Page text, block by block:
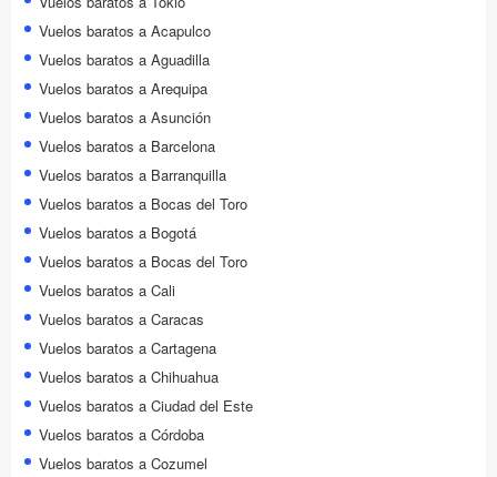
Vuelos baratos a Acapulco
Vuelos baratos a Aguadilla
Vuelos baratos a Arequipa
Vuelos baratos a Asunción
Vuelos baratos a Barcelona
Vuelos baratos a Barranquilla
Vuelos baratos a Bocas del Toro
Vuelos baratos a Bogotá
Vuelos baratos a Bocas del Toro
Vuelos baratos a Cali
Vuelos baratos a Caracas
Vuelos baratos a Cartagena
Vuelos baratos a Chihuahua
Vuelos baratos a Ciudad del Este
Vuelos baratos a Córdoba
Vuelos baratos a Cozumel